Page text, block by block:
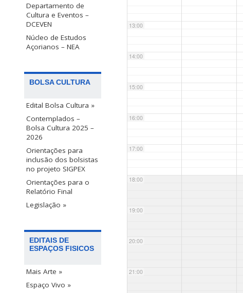
Departamento de
Cultura e Eventos –
DCEVEN
Núcleo de Estudos
Açorianos – NEA
BOLSA CULTURA
Edital Bolsa Cultura »
Contemplados –
Bolsa Cultura 2025 –
2026
Orientações para
inclusão dos bolsistas
no projeto SIGPEX
Orientações para o
Relatório Final
Legislação »
EDITAIS DE
ESPAÇOS FISICOS
Mais Arte »
Espaço Vivo »
13:00
14:00
15:00
16:00
17:00
18:00
19:00
20:00
21:00